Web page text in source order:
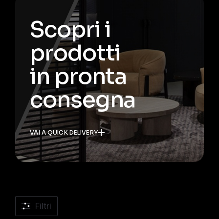
Scopri i
prodotti
in pronta
consegna
VAI A QUICK DELIVERY
Filtri